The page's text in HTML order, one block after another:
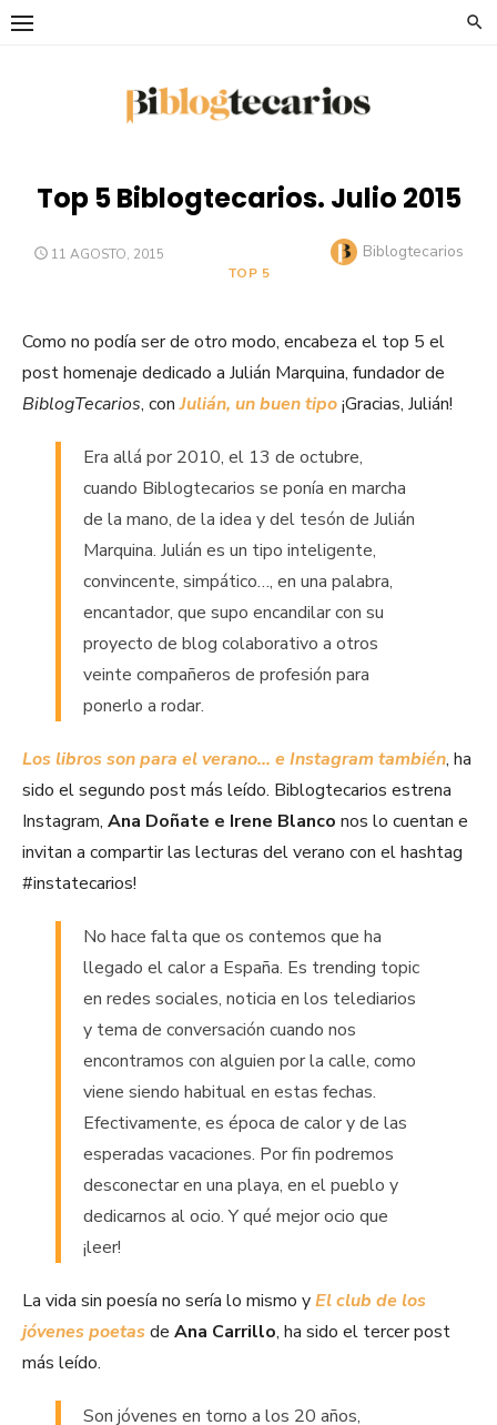
Saltar
Top 5 Biblogtecarios. Julio 2015
PUBLICADO
11 AGOSTO, 2015 Autor
Biblogtecarios
TOP 5
Como no podía ser de otro modo, encabeza el top 5 el
post homenaje dedicado a Julián Marquina, fundador de
BiblogTecarios, conJulián, un buen tipo¡Gracias, Julián!
Era allá por 2010, el 13 de octubre,
cuando Biblogtecarios se ponía en marcha
de la mano, de la idea y del tesón de Julián
Marquina. Julián es un tipo inteligente,
convincente, simpático…, en una palabra,
encantador, que supo encandilar con su
proyecto de blog colaborativo a otros
veinte compañeros de profesión para
ponerlo a rodar.
Los libros son para el verano… e Instagram también, ha
sido el segundo post más leído. Biblogtecarios estrena
Instagram, Ana Doñate e Irene Blanco nos lo cuentan e
invitan a compartir las lecturas del verano con el hashtag
#instatecarios!
No hace falta que os contemos que ha
llegado el calor a España. Es trending topic
en redes sociales, noticia en los telediarios
y tema de conversación cuando nos
encontramos con alguien por la calle, como
viene siendo habitual en estas fechas.
Efectivamente, es época de calor y de las
esperadas vacaciones. Por fin podremos
desconectar en una playa, en el pueblo y
dedicarnos al ocio. Y qué mejor ocio que
¡leer!
La vida sin poesía no sería lo mismo yEl club de los
jóvenes poetas de Ana Carrillo, ha sido el tercer post
más leído.
Son jóvenes en torno a los 20 años,